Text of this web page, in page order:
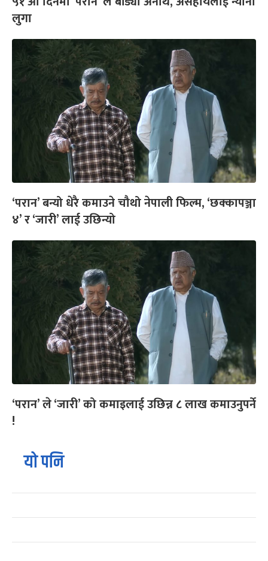
लुगा
‘परान’ बन्यो धेरै कमाउने चौथो नेपाली फिल्म, ‘छक्कापञ्जा
४’ र ‘जारी’ लाई उछिन्यो
‘परान’ ले ‘जारी’ को कमाइलाई उछिन्न ८ लाख कमाउनुपर्ने
!
यो पनि